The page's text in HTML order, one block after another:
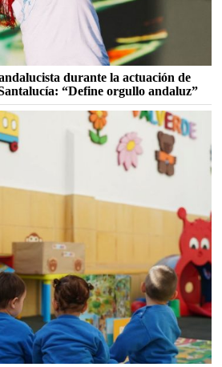
durante la actuación de
“Define orgullo andaluz”